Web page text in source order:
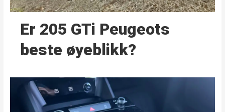
Er 205 GTi Peugeots
beste øyeblikk?